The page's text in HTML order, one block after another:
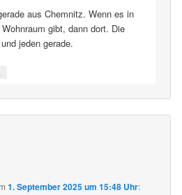
aus Chemnitz. Wenn es in
gibt, dann dort. Die
jeden gerade.
1. September 2025 um 15:48 Uhr: